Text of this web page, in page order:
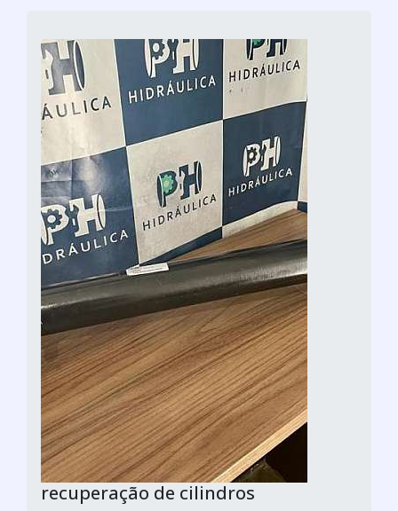
recuperação de cilindros